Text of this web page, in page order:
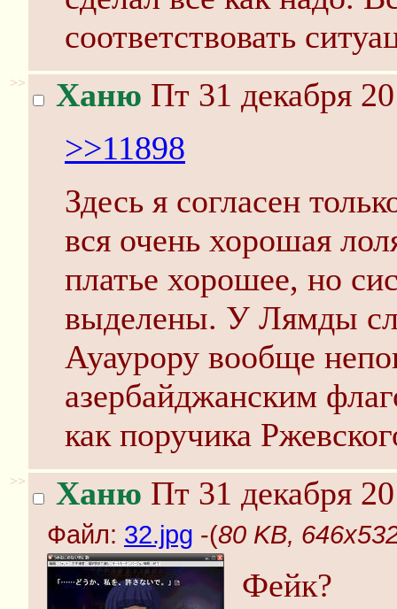
соответствовать
>> Ханю Пт 31 декабря
>>11898
Здесь я согласен
вся очень хорошая
платье хорошее, но
выделены. У Лямды
Ауаурору вообще
азербайджанским
как поручика
>> Ханю Пт 31 декабря
Файл: 32.jpg -(80 KB,
Фейк?